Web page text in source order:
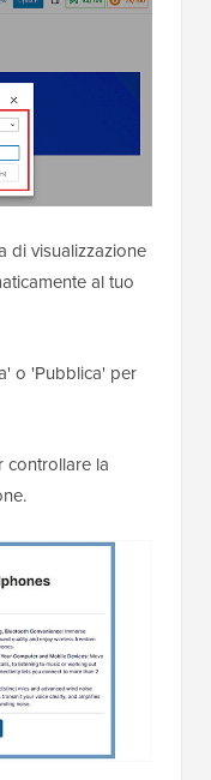
di visualizzazione
al tuo
o 'Pubblica' per
controllare la